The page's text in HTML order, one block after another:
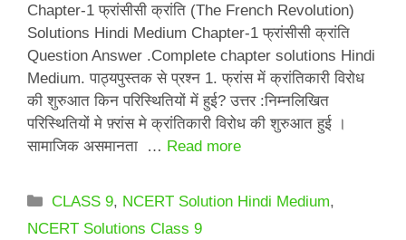
Chapter-1 फ्रांसीसी क्रांति (The French Revolution)
Solutions Hindi Medium Chapter-1 फ्रांसीसी क्रांति
Question Answer .Complete chapter solutions Hindi
Medium. पाठ्यपुस्तक से प्रश्न 1. फ्रांस में क्रांतिकारी विरोध
की शुरुआत किन परिस्थितियों में हुई? उत्तर :निम्नलिखित
परिस्थितियों मे फ़्रांस मे क्रांतिकारी विरोध की शुरुआत हुई ।
सामाजिक असमानता … Read more
Categories
CLASS 9, NCERT Solution Hindi Medium,
NCERT Solutions Class 9